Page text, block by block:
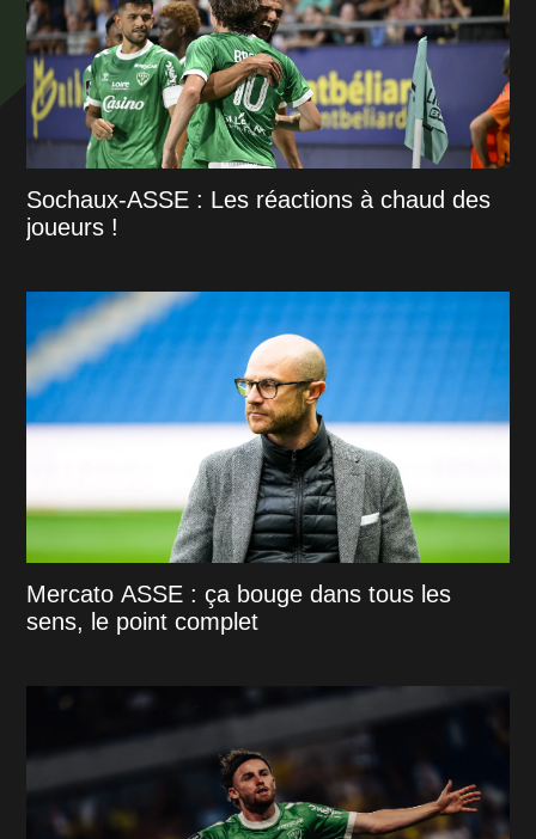
Sochaux-ASSE : Les réactions à chaud des
joueurs !
Mercato ASSE : ça bouge dans tous les
sens, le point complet